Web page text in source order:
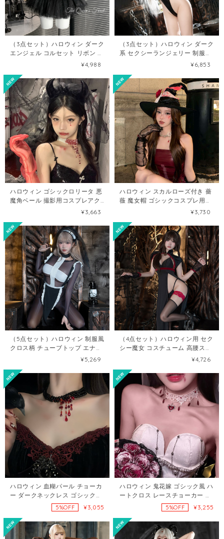
（3点セット）ハロウィン ダーク
エンジェル コルセット リボン レ
ース セクシーランジェリー¥4,988
（3点セット）ハロウィン ダーク
系 セクシーランジェリー 制服風
ゴシック コスプ 衣装120164457
¥6,853
ハロウィン ゴシックロリータ 悪
魔角ベール 撮影用コスプレアク
¥3,663
ハロウィン スカルローズ付き 薔
薇 魔女帽 ゴシックコスプレ用
¥3,730
（5点セット）ハロウィン 制服風
クロス柄 チューブトップ エナメ
ル オープンクロッチ セクシー ラ
¥5,269
（4点セット）ハロウィン用 セク
シー魔女 コスチューム 高腰スリ
ットドレス 暗黒系 制服風 セクシ
¥4,726
ハロウィン 血糊パール チョーカ
ー ダークネックレス ゴシック風
コスプレアクセ121071687
5%OFF ¥3,055
ハロウィン 鬼花嫁 ゴシック風 ハ
ートクロス レースチョーカー ネ
ックレス1210719795%OFF ¥3,255